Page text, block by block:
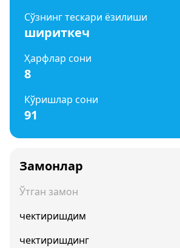
Сўзнинг тескари ёзилиши
шириткеч
Ҳарфлар сони
8
Кўришлар сони
91
Замонлар
Ўтган замон
чектиришдим
чектиришдинг